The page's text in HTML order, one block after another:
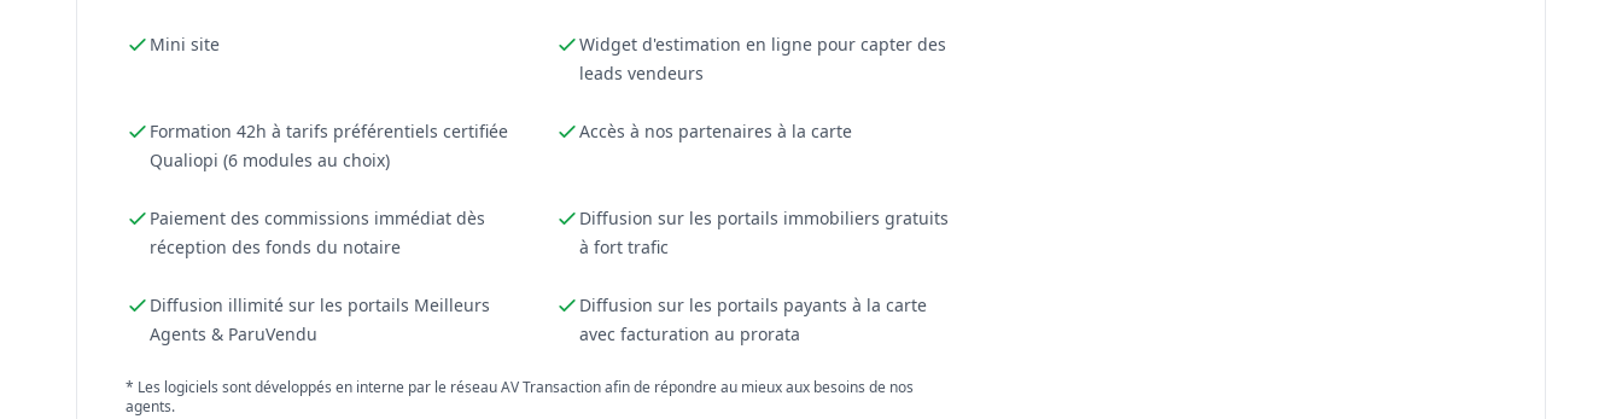
Mini site
Widget d'estimation en ligne pour capter des
leads vendeurs
Formation 42h à tarifs préférentiels certifiée
Qualiopi (6 modules au choix)
Accès à nos partenaires à la carte
Paiement des commissions immédiat dès
réception des fonds du notaire
Diffusion sur les portails immobiliers gratuits
à fort trafic
Diffusion illimité sur les portails Meilleurs
Agents & ParuVendu
Diffusion sur les portails payants à la carte
avec facturation au prorata
* Les logiciels sont développés en interne par le réseau AV Transaction afin de répondre au mieux aux besoins de nos
agents.